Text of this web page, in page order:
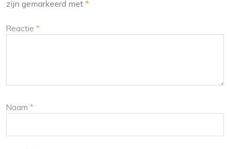
zijn gemarkeerd met *
Reactie *
Naam *